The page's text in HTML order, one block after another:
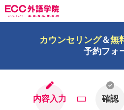
カウンセリング＆無
予約フォ
内容入力 確認